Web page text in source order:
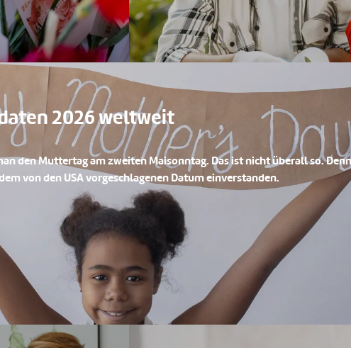
2026 weltweit
den Muttertag am zweiten Maisonntag. Das ist nicht überall so. Denn
von den USA vorgeschlagenen Datum einverstanden.